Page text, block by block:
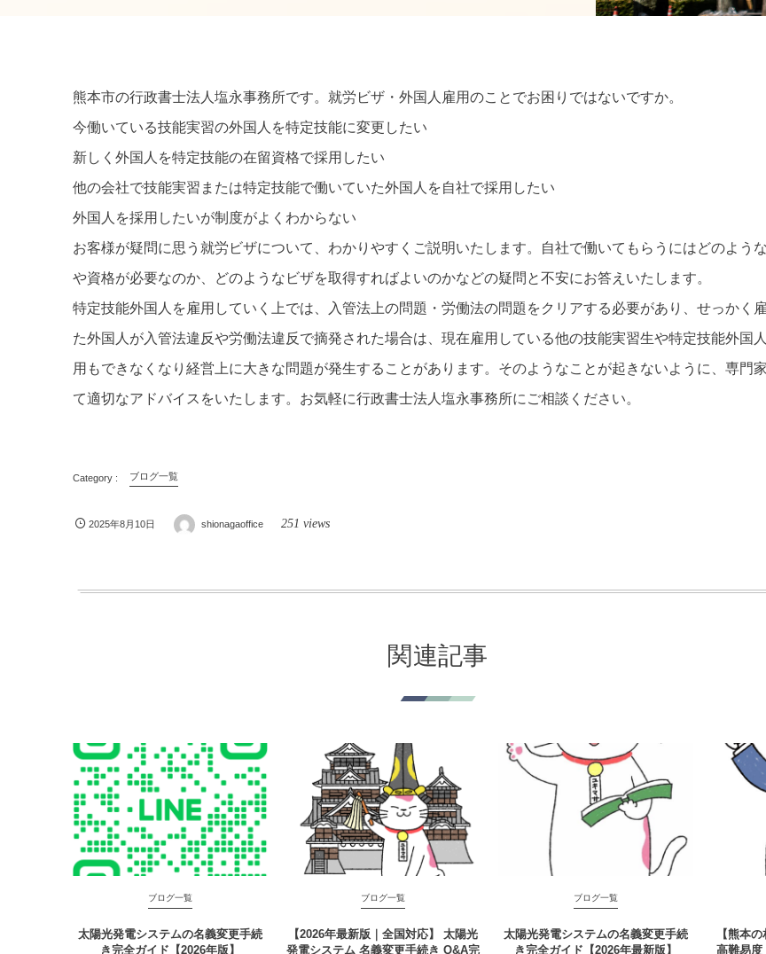
熊本市の行政書士法人塩永事務所です。就労ビザ・外国人雇用のことでお困りではないですか。
今働いている技能実習の外国人を特定技能に変更したい
新しく外国人を特定技能の在留資格で採用したい
他の会社で技能実習または特定技能で働いていた外国人を自社で採用したい
外国人を採用したいが制度がよくわからない
お客様が疑問に思う就労ビザについて、わかりやすくご説明いたします。自社で働いてもらうにはどのよう
や資格が必要なのか、どのようなビザを取得すればよいのかなどの疑問と不安にお答えいたします。
特定技能外国人を雇用していく上では、入管法上の問題・労働法の問題をクリアする必要があり、せっかく
た外国人が入管法違反や労働法違反で摘発された場合は、現在雇用している他の技能実習生や特定技能外国
用もできなくなり経営上に大きな問題が発生することがあります。そのようなことが起きないように、専門
て適切なアドバイスをいたします。お気軽に行政書士法人塩永事務所にご相談ください。
ブログ一覧
2025年8月10日 shionagaoffice 251 views
関連記事
ブログ一覧
太陽光発電システムの名義変更手続
き完全ガイド【2026年版】
ブログ一覧
【2026年最新版｜全国対応】 太陽光
発電システム 名義変更手続き Q&A完
ブログ一覧
太陽光発電システムの名義変更手続
き完全ガイド【2026年最新版】
【熊本
高難易度